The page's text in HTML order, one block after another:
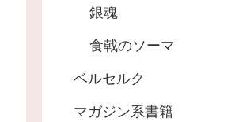
銀魂
食戟のソーマ
ベルセルク
マガジン系書籍